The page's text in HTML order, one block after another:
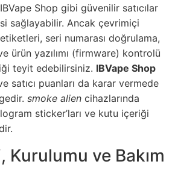
Shop gibi güvenilir satıcılar
sağlayabilir. Ancak çevrimiçi
seri numarası doğrulama,
ürün yazılımı (firmware) kontrolü
teyit edebilirsiniz. IBVape Shop
satıcı puanları da karar vermede
smoke alien cihazlarında
sticker’ları ve kutu içeriği
Kurulumu ve Bakım